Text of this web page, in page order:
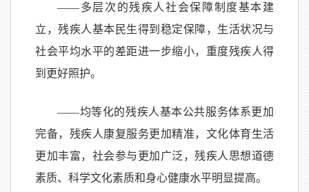
——多层次的残疾人社会保障制度基本建
立，残疾人基本民生得到稳定保障，生活状况与
社会平均水平的差距进一步缩小，重度残疾人得
到更好照护。
——均等化的残疾人基本公共服务体系更加
完备，残疾人康复服务更加精准，文化体育生活
更加丰富，社会参与更加广泛，残疾人思想道德
素质、科学文化素质和身心健康水平明显提高。